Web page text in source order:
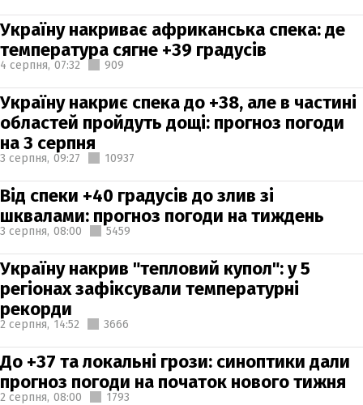
Україну накриває африканська спека: де
температура сягне +39 градусів
4 серпня, 07:32 909
Україну накриє спека до +38, але в частині
областей пройдуть дощі: прогноз погоди
на 3 серпня
3 серпня, 09:27 10937
Від спеки +40 градусів до злив зі
шквалами: прогноз погоди на тиждень
3 серпня, 08:00 5459
Україну накрив "тепловий купол": у 5
регіонах зафіксували температурні
рекорди
2 серпня, 14:52 3666
До +37 та локальні грози: синоптики дали
прогноз погоди на початок нового тижня
2 серпня, 08:00 1793